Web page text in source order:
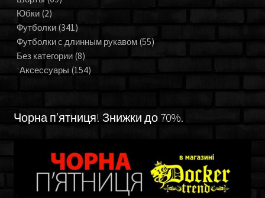
Юбки (2)
Футболки (341)
Футболки с длинным рукавом (55)
Без категории (8)
Аксессуары (154)
Чорна п’ятниця! Знижки до 70%.